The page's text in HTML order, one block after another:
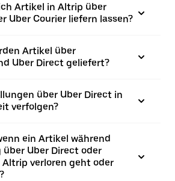
Artikel in Altrip über
Uber Courier liefern lassen?
Artikel über
Uber Direct geliefert?
über Uber Direct in
verfolgen?
ein Artikel während
Uber Direct oder
Altrip verloren geht oder